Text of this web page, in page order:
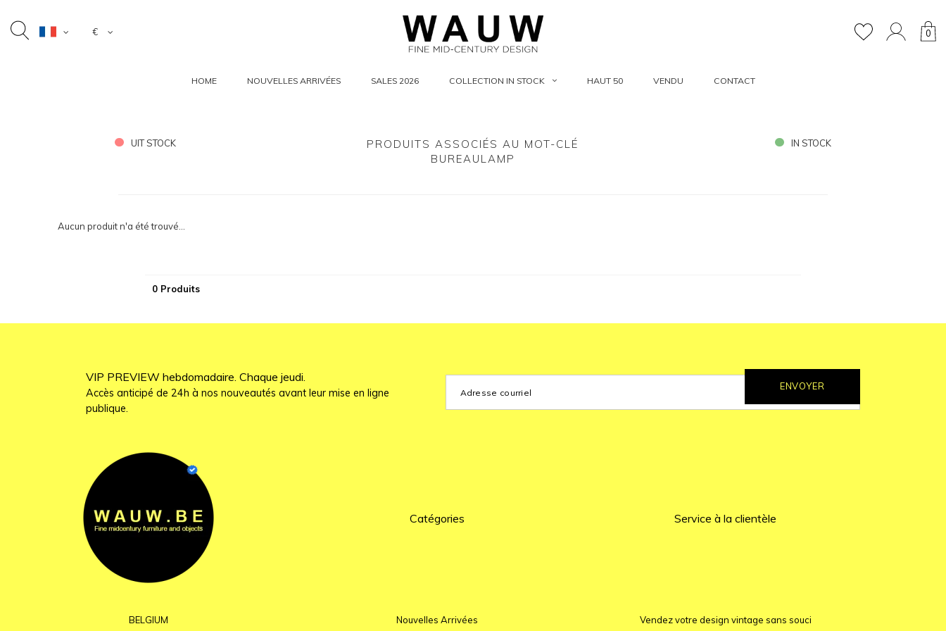
€ 0
HOME NOUVELLES ARRIVÉES SALES 2026 COLLECTION IN STOCK HAUT 50 VENDU CONTACT
UIT STOCK
PRODUITS ASSOCIÉS AU MOT-CLÉ
BUREAULAMP
IN STOCK
Aucun produit n'a été trouvé...
0 Produits
VIP PREVIEW hebdomadaire. Chaque jeudi.
Accès anticipé de 24h à nos nouveautés avant leur mise en ligne
publique.
ENVOYER
BELGIUM
Catégories
Nouvelles Arrivées
Service à la clientèle
Vendez votre design vintage sans souci